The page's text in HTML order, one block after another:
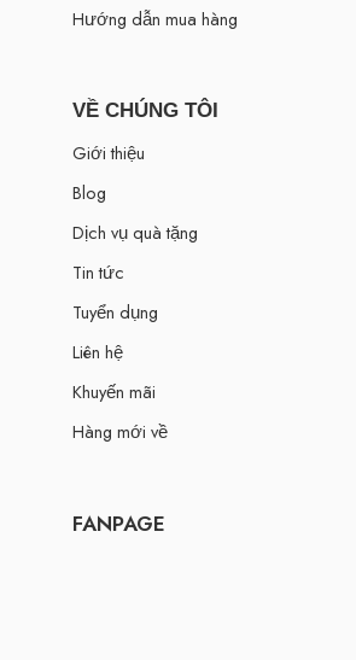
Hướng dẫn mua hàng
VỀ CHÚNG TÔI
Giới thiệu
Blog
Dịch vụ quà tặng
Tin tức
Tuyển dụng
Liên hệ
Khuyến mãi
Hàng mới về
FANPAGE